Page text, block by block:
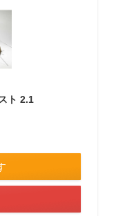
ト 2.1